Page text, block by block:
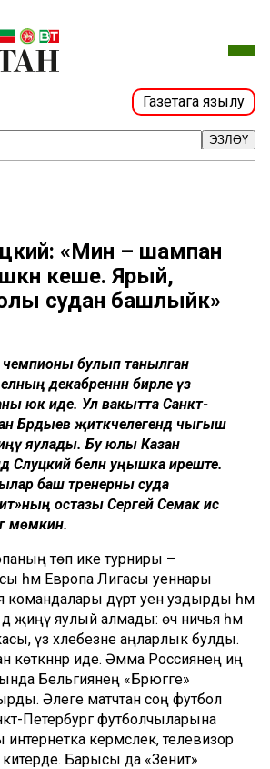
Газетага язылу
ЭЗЛӘҮ
«Мин – шампан
кеше. Ярый,
судан башлыйк»
чемпионы булып танылган
декабреннән бирле үз
юк иде. Ул вакытта Санкт-
Бәрдыев җитәкчелегендә чыгыш
яулады. Бу юлы Казан
Слуцкий белән уңышка иреште.
баш тренерны суда
остазы Сергей Семак исә
мөмкин.
төп ике турниры –
һәм Европа Лигасы уеннары
командалары дүрт уен уздырды һәм
җиңү яулый алмады: өч ничья һәм
үз хәлебезне аңларлык булды.
көткәннәр иде. Әмма Россиянең иң
Бельгиянең «Брюгге»
Әлеге матчтан соң футбол
Петербург футболчыларына
кермәслек, телевизор
китерде. Барысы да «Зенит»